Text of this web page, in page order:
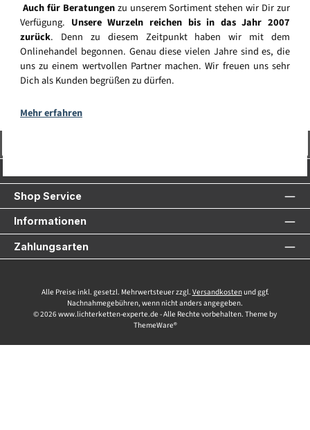
Auch für Beratungenzu unserem Sortiment stehen wir Dir zur
Verfügung. Unsere Wurzeln reichen bis in das Jahr 2007
zurück. Denn zu diesem Zeitpunkt haben wir mit dem
Onlinehandel begonnen. Genau diese vielen Jahre sind es, die
uns zu einem wertvollen Partner machen. Wir freuen uns sehr
Dich als Kunden begrüßen zu dürfen.
Mehr erfahren
Shop Service
Informationen
Zahlungsarten
Alle Preise inkl. gesetzl. Mehrwertsteuer zzgl. Versandkostenund ggf.
Nachnahmegebühren, wenn nicht anders angegeben.
© 2026 www.lichterketten-experte.de - Alle Rechte vorbehalten. Theme by
ThemeWare®